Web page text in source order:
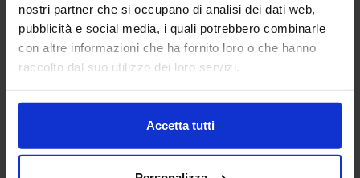
nostri partner che si occupano di analisi dei dati web,
pubblicità e social media, i quali potrebbero combinarle
con altre informazioni che ha fornito loro o che hanno
raccolto dal suo utilizzo dei loro servizi.
Accetta tutti
Letto 2 piazze
Categorie Blocchi CAD